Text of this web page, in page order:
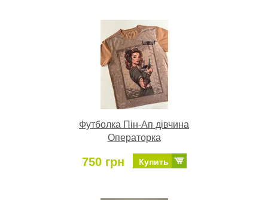
Футболка Пін-Ап дівчина
Операторка
750 грн Купить